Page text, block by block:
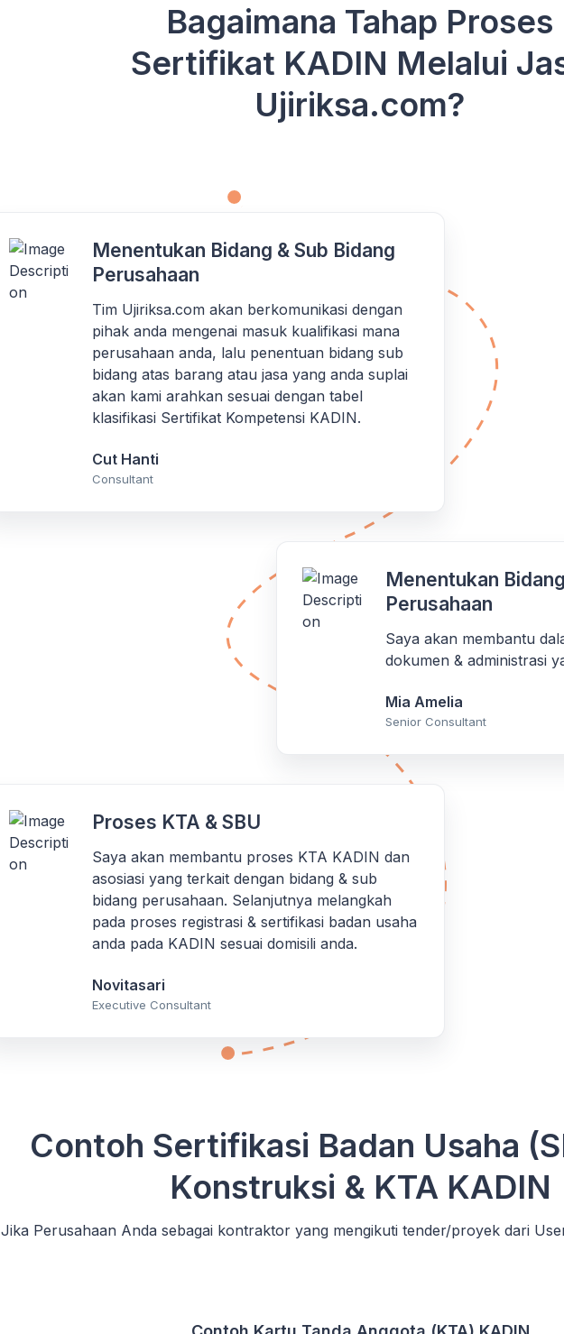
Bagaimana Tahap Proses
Sertifikat KADIN Melalui
Ujiriksa.com?
Menentukan Bidang & Sub Bidang
Perusahaan
Tim Ujiriksa.com akan berkomunikasi dengan
pihak anda mengenai masuk kualifikasi mana
perusahaan anda, lalu penentuan bidang sub
bidang atas barang atau jasa yang anda suplai
akan kami arahkan sesuai dengan tabel
klasifikasi Sertifikat Kompetensi KADIN.
Cut Hanti
Consultant
Menentukan
Perusahaan
Saya akan membantu
dokumen & administrasi
Mia Amelia
Senior Consultant
Proses KTA & SBU
Saya akan membantu proses KTA KADIN dan
asosiasi yang terkait dengan bidang & sub
bidang perusahaan. Selanjutnya melangkah
pada proses registrasi & sertifikasi badan usaha
anda pada KADIN sesuai domisili anda.
Novitasari
Executive Consultant
Contoh Sertifikasi Badan Usaha
Konstruksi & KTA KADIN
Jika Perusahaan Anda sebagai kontraktor yang mengikuti tender/proyek dari